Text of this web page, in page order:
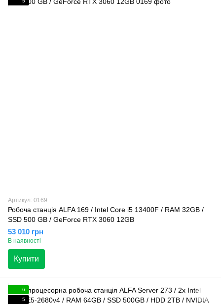
Артикул: 0169
Робоча станція ALFA 169 / Intel Core i5 13400F / RAM 32GB /
SSD 500 GB / GeForce RTX 3060 12GB
53 010 грн
В наявності
Купити
6
5